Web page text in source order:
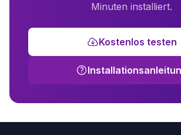
Minuten installiert.
Kostenlos testen